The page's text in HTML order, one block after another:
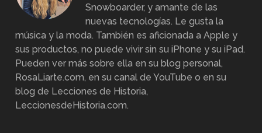
Snowboarder, y amante de las
nuevas tecnologías. Le gusta la
música y la moda. También es aficionada a Apple y
sus productos, no puede vivir sin su iPhone y su iPad.
Pueden ver más sobre ella en su blog personal,
RosaLiarte.com, en su canal de YouTube o en su
blog de Lecciones de Historia,
LeccionesdeHistoria.com.